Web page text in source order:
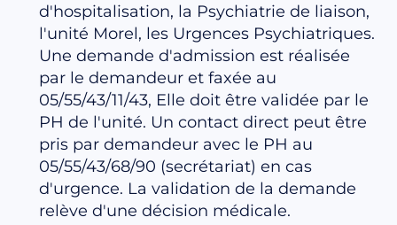
d'hospitalisation, la Psychiatrie de liaison,
l'unité Morel, les Urgences Psychiatriques.
Une demande d'admission est réalisée
par le demandeur et faxée au
05/55/43/11/43, Elle doit être validée par le
PH de l'unité. Un contact direct peut être
pris par demandeur avec le PH au
05/55/43/68/90 (secrétariat) en cas
d'urgence. La validation de la demande
relève d'une décision médicale.